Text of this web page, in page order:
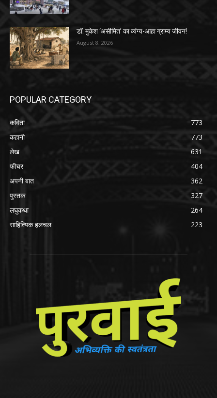
डॉ. मुकेश ‘असीमित’ का व्यंग्य-आहा ग्राम्य जीवन!
August 8, 2026
POPULAR CATEGORY
कविता
773
कहानी
773
लेख
631
फीचर
404
अपनी बात
362
पुस्तक
327
लघुकथा
264
साहित्यिक हलचल
223